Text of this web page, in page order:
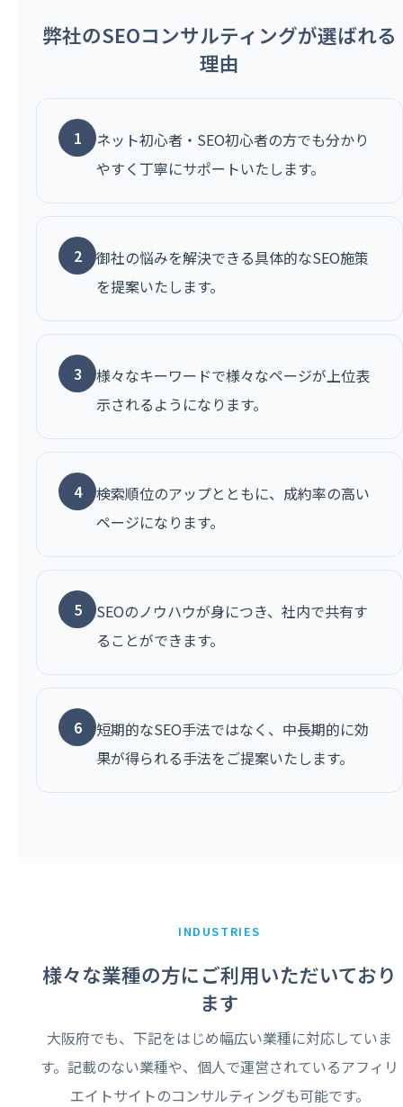
弊社のSEOコンサルティングが選ばれる
理由
1
ネット初心者・SEO初心者の方でも分かり
やすく丁寧にサポートいたします。
2
御社の悩みを解決できる具体的なSEO施策
を提案いたします。
3
様々なキーワードで様々なページが上位表
示されるようになります。
4
検索順位のアップとともに、成約率の高い
ページになります。
5
SEOのノウハウが身につき、社内で共有す
ることができます。
6
短期的なSEO手法ではなく、中長期的に効
果が得られる手法をご提案いたします。
INDUSTRIES
様々な業種の方にご利用いただいており
ます
大阪府でも、下記をはじめ幅広い業種に対応していま
す。記載のない業種や、個人で運営されているアフィリ
エイトサイトのコンサルティングも可能です。